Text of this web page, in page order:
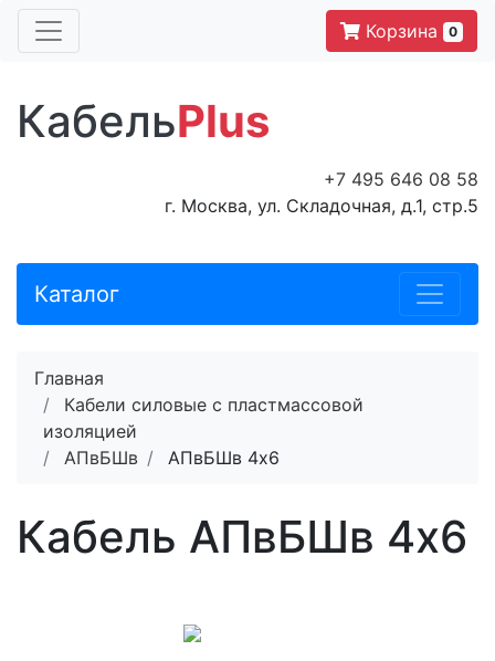
Корзина 0
КабельPlus
+7 495 646 08 58
г. Москва, ул. Складочная, д.1, стр.5
Каталог
Главная
Кабели силовые с пластмассовой
изоляцией
АПвБШв
АПвБШв 4x6
Кабель АПвБШв 4x6